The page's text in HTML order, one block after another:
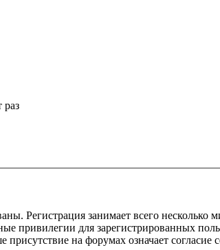
раз
Регистрация занимает всего
привилегии для зарегистрированных
на форумах означает согласие